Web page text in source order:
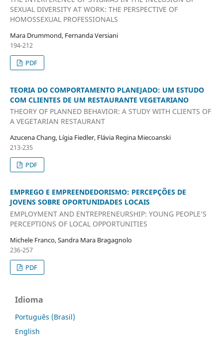
SEXUAL DIVERSITY AT WORK: THE PERSPECTIVE OF
HOMOSSEXUAL PROFESSIONALS
Mara Drummond, Fernanda Versiani
194-212
PDF
TEORIA DO COMPORTAMENTO PLANEJADO: UM ESTUDO
COM CLIENTES DE UM RESTAURANTE VEGETARIANO
THEORY OF PLANNED BEHAVIOR: A STUDY WITH CLIENTS OF
A VEGETARIAN RESTAURANT
Azucena Chang, Lígia Fiedler, Flávia Regina Miecoanski
213-235
PDF
EMPREGO E EMPREENDEDORISMO: PERCEPÇÕES DE
JOVENS SOBRE OPORTUNIDADES LOCAIS
EMPLOYMENT AND ENTREPRENEURSHIP: YOUNG PEOPLE’S
PERCEPTIONS OF LOCAL OPPORTUNITIES
Michele Franco, Sandra Mara Bragagnolo
236-257
PDF
Idioma
Português (Brasil)
English